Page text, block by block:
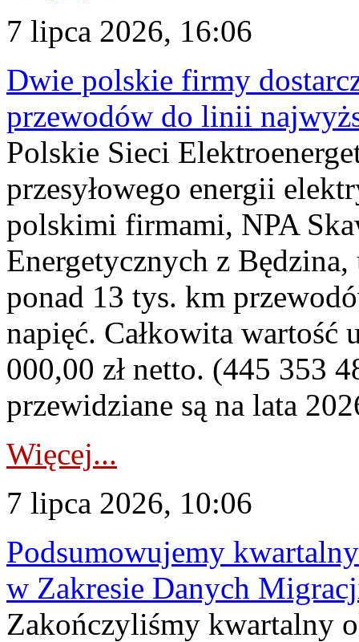
7 lipca 2026, 16:06
Dwie polskie firmy
przewodów do linii
Polskie Sieci
przesyłowego energii
polskimi firmami, NPA
Energetycznych z
ponad 13 tys. km
napięć. Całkowita
000,00 zł netto. (445 353
przewidziane są na lata
Więcej...
7 lipca 2026, 10:06
Podsumowujemy
w Zakresie Danych
Zakończyliśmy kwartalny